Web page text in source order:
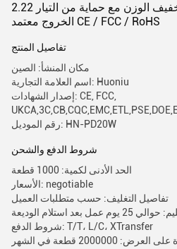
محول شاحن حائط توربو خفيف الوزن مع حماية من التيار 2.22A
الخروج معتمد CE / FCC / RoHS
تفاصيل المنتج
مكان المنشأ: الصين
اسم العلامة التجارية: Huoniu
إصدار الشهادات: CE, FCC,
رقم الموديل: HN-PD20W
شروط الدفع والشحن
الحد الأدنى لكمية: 1000 قطعة
الأسعار: negotiable
تفاصيل التغليف: حسب متطلبات العميل
عمل بعد استلام الوديعة
شروط الدفع: T/T، L/C، XTransfer
2000000 قطعة في الشهر